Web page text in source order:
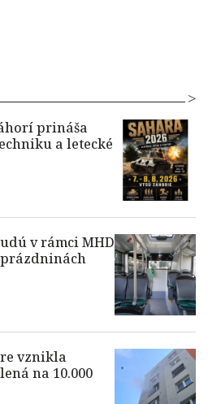
prináša
a letecké
v rámci MHD
vznikla
na 10.000